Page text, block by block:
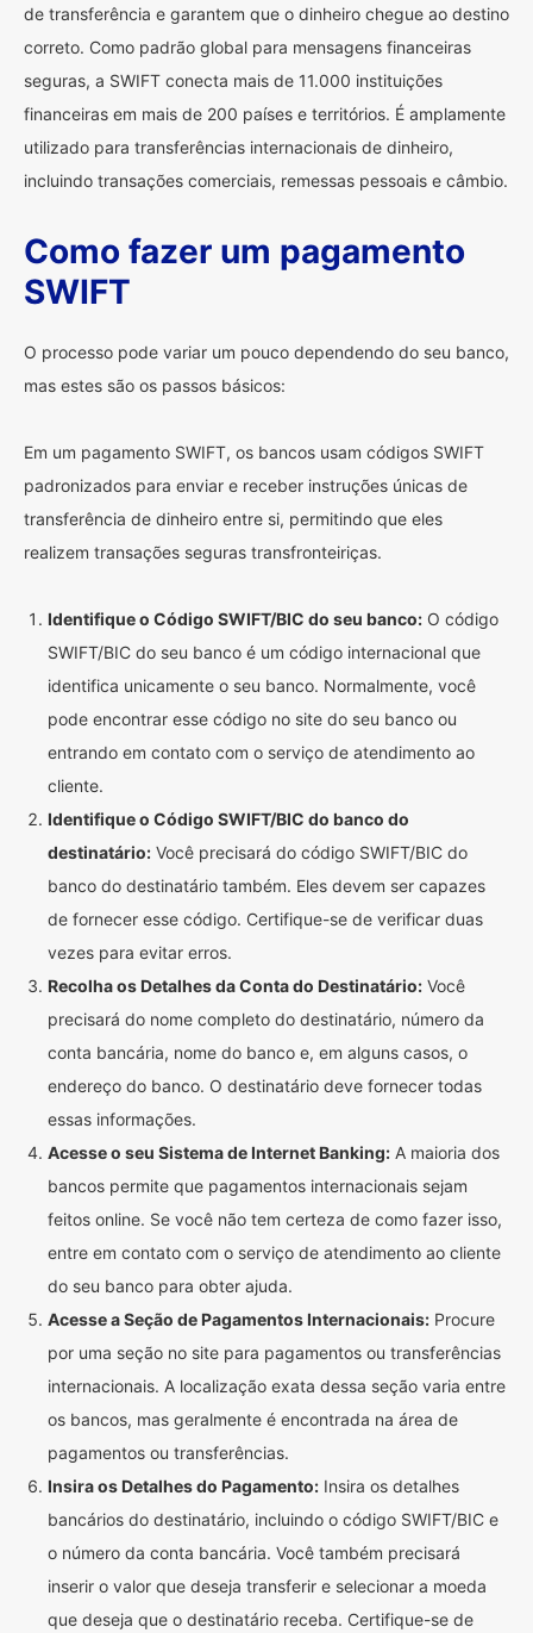
de transferência e garantem que o dinheiro chegue ao destino
correto. Como padrão global para mensagens financeiras
seguras, a SWIFT conecta mais de 11.000 instituições
financeiras em mais de 200 países e territórios. É amplamente
utilizado para transferências internacionais de dinheiro,
incluindo transações comerciais, remessas pessoais e câmbio.
Como fazer um pagamento
SWIFT
O processo pode variar um pouco dependendo do seu banco,
mas estes são os passos básicos:
Em um pagamento SWIFT, os bancos usam códigos SWIFT
padronizados para enviar e receber instruções únicas de
transferência de dinheiro entre si, permitindo que eles
realizem transações seguras transfronteiriças.
Identifique o Código SWIFT/BIC do seu banco: O código
SWIFT/BIC do seu banco é um código internacional que
identifica unicamente o seu banco. Normalmente, você
pode encontrar esse código no site do seu banco ou
entrando em contato com o serviço de atendimento ao
cliente.
Identifique o Código SWIFT/BIC do banco do
destinatário: Você precisará do código SWIFT/BIC do
banco do destinatário também. Eles devem ser capazes
de fornecer esse código. Certifique-se de verificar duas
vezes para evitar erros.
Recolha os Detalhes da Conta do Destinatário: Você
precisará do nome completo do destinatário, número da
conta bancária, nome do banco e, em alguns casos, o
endereço do banco. O destinatário deve fornecer todas
essas informações.
Acesse o seu Sistema de Internet Banking: A maioria dos
bancos permite que pagamentos internacionais sejam
feitos online. Se você não tem certeza de como fazer isso,
entre em contato com o serviço de atendimento ao cliente
do seu banco para obter ajuda.
Acesse a Seção de Pagamentos Internacionais: Procure
por uma seção no site para pagamentos ou transferências
internacionais. A localização exata dessa seção varia entre
os bancos, mas geralmente é encontrada na área de
pagamentos ou transferências.
Insira os Detalhes do Pagamento: Insira os detalhes
bancários do destinatário, incluindo o código SWIFT/BIC e
o número da conta bancária. Você também precisará
inserir o valor que deseja transferir e selecionar a moeda
que deseja que o destinatário receba. Certifique-se de